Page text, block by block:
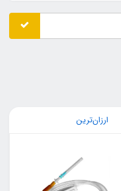
ارزان‌ترین